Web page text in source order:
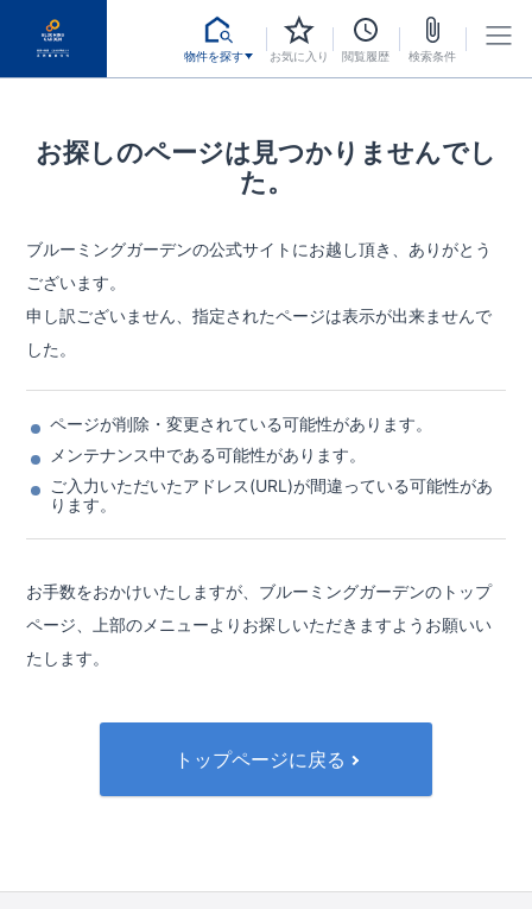
物件を探す お気に入り 閲覧履歴 検索条件
お探しのページは見つかりませんでし
た。
ブルーミングガーデンの公式サイトにお越し頂き、ありがとう
ございます。
申し訳ございません、指定されたページは表示が出来ませんで
した。
ページが削除・変更されている可能性があります。
メンテナンス中である可能性があります。
ご入力いただいたアドレス(URL)が間違っている可能性があ
ります。
お手数をおかけいたしますが、ブルーミングガーデンのトップ
ページ、
上部のメニューよりお探しいただきますようお願いい
たします。
トップページに戻る